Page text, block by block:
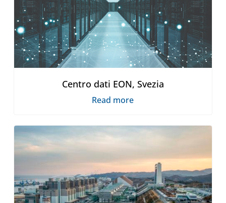
Centro dati EON, Svezia
Read more